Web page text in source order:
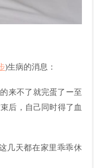
)生病的消息：
来不了就完蛋了ー至
后，自己同时得了血
几天都在家里乖乖休